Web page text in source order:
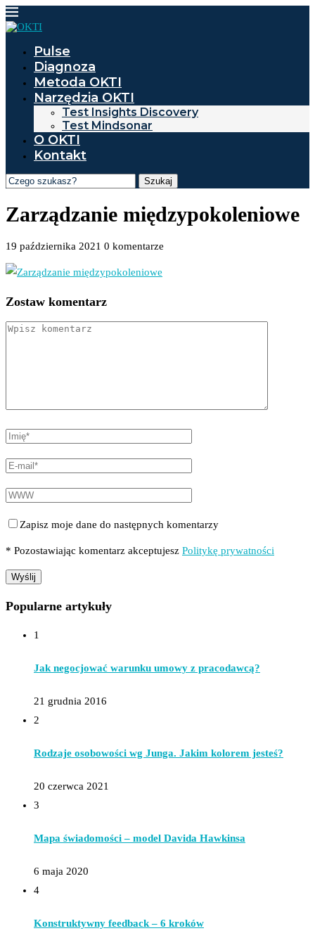
Pulse
Diagnoza
Metoda OKTI
Narzędzia OKTI
Test Insights Discovery
Test Mindsonar
O OKTI
Kontakt
Szukaj
Zarządzanie międzypokoleniowe
19 października 2021 0 komentarze
Zostaw komentarz
Zapisz moje dane do następnych komentarzy
* Pozostawiając komentarz akceptujesz Politykę prywatności
Popularne artykuły
1
Jak negocjować warunku umowy z pracodawcą?
21 grudnia 2016
2
Rodzaje osobowości wg Junga. Jakim kolorem jesteś?
20 czerwca 2021
3
Mapa świadomości – model Davida Hawkinsa
6 maja 2020
4
Konstruktywny feedback – 6 kroków